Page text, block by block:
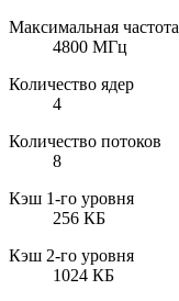
Максимальная частота
4800 МГц
Количество ядер
4
Количество потоков
8
Кэш 1-го уровня
256 КБ
Кэш 2-го уровня
1024 КБ